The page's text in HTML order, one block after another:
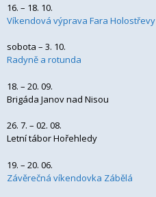
16. – 18. 10.
Víkendová výprava Fara Holostřevy
sobota – 3. 10.
Radyně a rotunda
18. – 20. 09.
Brigáda Janov nad Nisou
26. 7. – 02. 08.
Letní tábor Hořehledy
19. – 20. 06.
Závěrečná víkendovka Zábělá